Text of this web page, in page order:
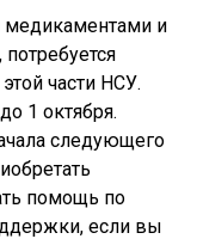
медикаментами и
потребуется
части НСУ.
1 октября.
следующего
помощь по
если вы